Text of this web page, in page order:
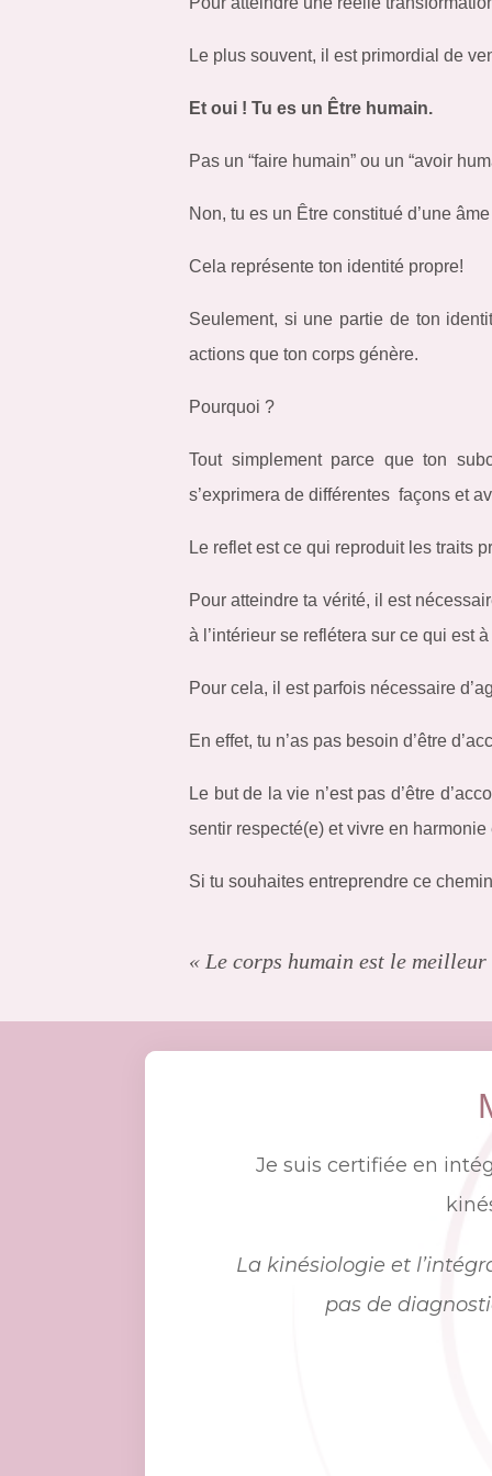
Le plus souvent, il est primordial de
Et oui ! Tu es un Être humain.
Pas un “faire humain” ou un “avoir
Non, tu es un Être constitué d’une
Cela représente ton identité propre!
Seulement, si une partie de ton
actions que ton corps génère.
Pourquoi ?
Tout simplement parce que ton
s’exprimera de différentes façons et
Le reflet est ce qui reproduit les traits
Pour atteindre ta vérité, il est
à l’intérieur se reflétera sur ce qui est à
Pour cela, il est parfois nécessaire
En effet, tu n’as pas besoin d’être
Le but de la vie n’est pas d’être
sentir respecté(e) et vivre en
Si tu souhaites entreprendre ce
« Le corps humain est le
Je suis certifiée en
La kinésiologie et
pas de